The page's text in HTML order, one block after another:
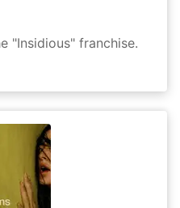
"Insidious" franchise.